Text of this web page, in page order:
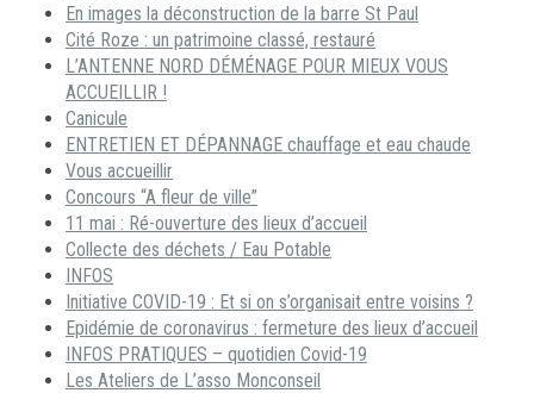
En images la déconstruction de la barre St Paul
Cité Roze : un patrimoine classé, restauré
L’ANTENNE NORD DÉMÉNAGE POUR MIEUX VOUS
ACCUEILLIR !
Canicule
ENTRETIEN ET DÉPANNAGE chauffage et eau chaude
Vous accueillir
Concours “A fleur de ville”
11 mai : Ré-ouverture des lieux d’accueil
Collecte des déchets / Eau Potable
INFOS
Initiative COVID-19 : Et si on s’organisait entre voisins ?
Epidémie de coronavirus : fermeture des lieux d’accueil
INFOS PRATIQUES – quotidien Covid-19
Les Ateliers de L’asso Monconseil